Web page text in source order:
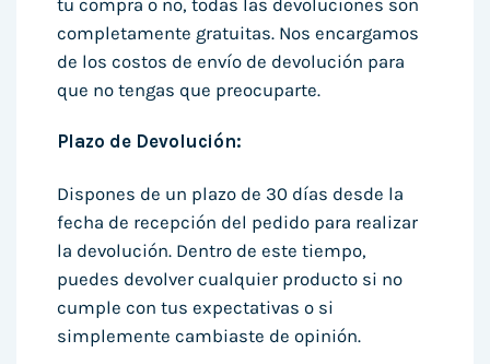
tu compra o no, todas las devoluciones son
completamente gratuitas. Nos encargamos
de los costos de envío de devolución para
que no tengas que preocuparte.
Plazo de Devolución:
Dispones de un plazo de 30 días desde la
fecha de recepción del pedido para realizar
la devolución. Dentro de este tiempo,
puedes devolver cualquier producto si no
cumple con tus expectativas o si
simplemente cambiaste de opinión.